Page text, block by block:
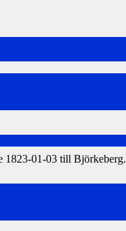
1823-01-03 till Björkeberg.